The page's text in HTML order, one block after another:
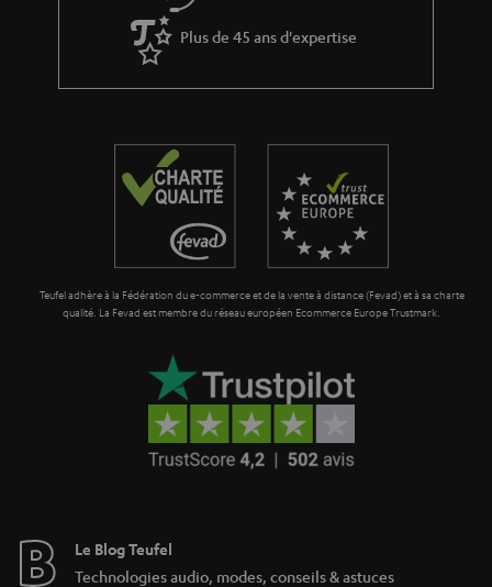
Plus de 45 ans d'expertise
Teufel adhère à la Fédération du e-commerce et de la vente à distance (Fevad) et à sa charte
qualité. La Fevad est membre du réseau européen Ecommerce Europe Trustmark.
Le Blog Teufel
Technologies audio, modes, conseils & astuces